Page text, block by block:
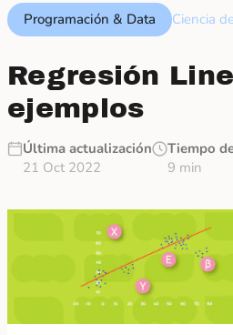
Programación & Data Ciencia
Regresión
ejemplos
Última actualización
21 Oct 2022
Tiempo
9 min